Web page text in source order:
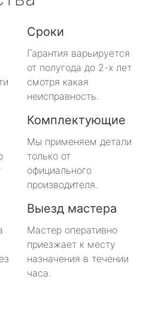
Сроки
Гарантия варьируется
от полугода до 2-х лет
смотря какая
неисправность.
Комплектующие
Мы применяем детали
только от
официального
производителя.
Выезд мастера
Мастер оперативно
приезжает к месту
назначения в течении
часа.